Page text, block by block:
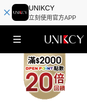
UNIKCY
立刻使用官方APP